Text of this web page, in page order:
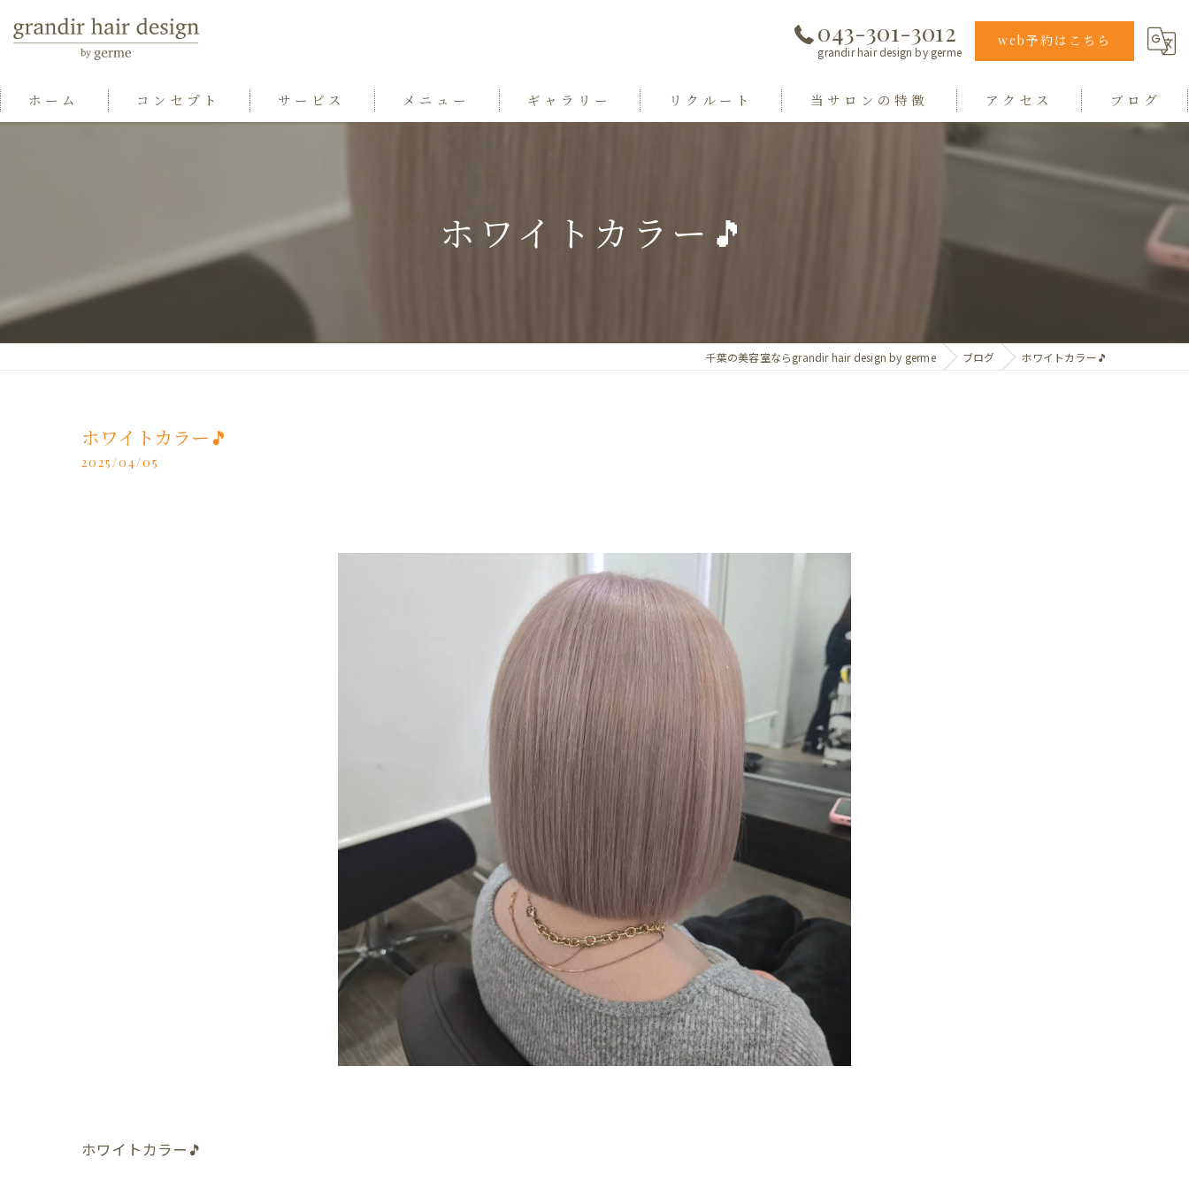
043-301-3012
grandir hair design by germe
web予約はこちら
ホーム コンセプト サービス メニュー ギャラリー リクルート 当サロンの特徴 アクセス
grandir hair design by germe
ブログ
ホワイトカラー🎵
千葉の美容室ならgrandir hair design by germe ブログ ホワイトカラー🎵
ホワイトカラー🎵
2025/04/05
ホワイトカラー🎵